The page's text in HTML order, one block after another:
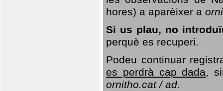
hores) a aparèixer a
Si us plau, no
perquè es recuperi.
Podeu continuar
es perdrà cap dada,
ornitho.cat / ad.